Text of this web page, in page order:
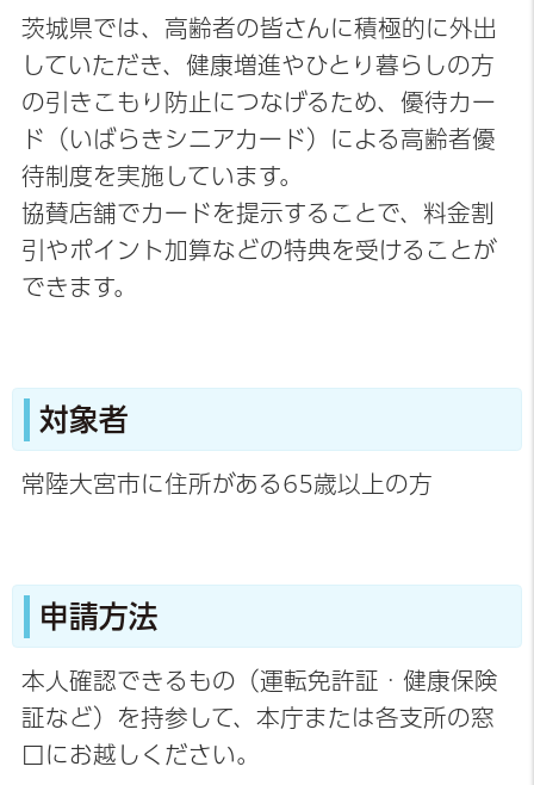
茨城県では、高齢者の皆さんに積極的に外出
していただき、健康増進やひとり暮らしの方
の引きこもり防止につなげるため、優待カー
ド（いばらきシニアカード）による高齢者優
待制度を実施しています。
協賛店舗でカードを提示することで、料金割
引やポイント加算などの特典を受けることが
できます。
対象者
常陸大宮市に住所がある65歳以上の方
申請方法
本人確認できるもの（運転免許証・健康保険
証など）を持参して、本庁または各支所の窓
口にお越しください。